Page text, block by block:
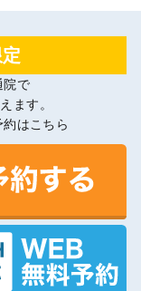
院で
ます。
はこちら